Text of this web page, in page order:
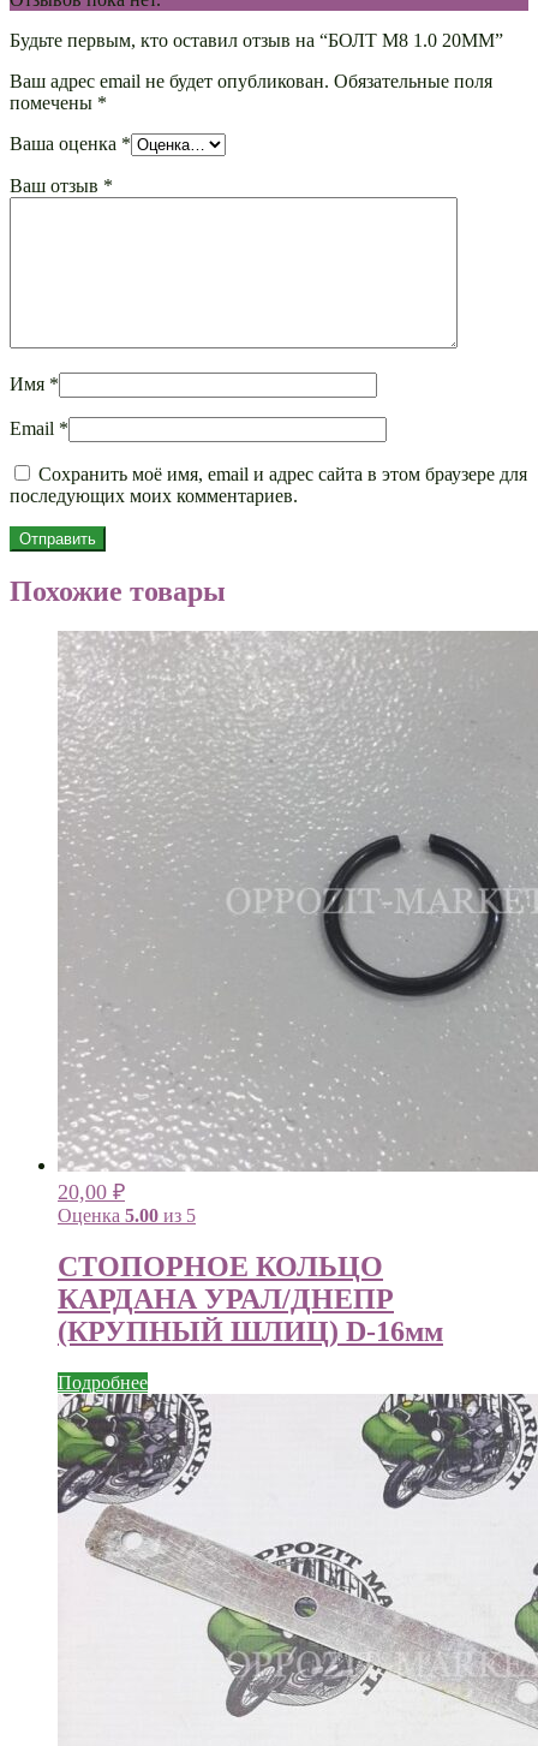
Будьте первым, кто оставил отзыв на “БОЛТ М8 1.0 20ММ”
Ваш адрес email не будет опубликован. Обязательные поля
помечены *
Ваша оценка *
Ваш отзыв *
Имя *
Email *
Сохранить моё имя, email и адрес сайта в этом браузере для
последующих моих комментариев.
Похожие товары
20,00 ₽
Оценка 5.00 из 5
СТОПОРНОЕ КОЛЬЦО
КАРДАНА УРАЛ/ДНЕПР
(КРУПНЫЙ ШЛИЦ) D-16мм
Подробнее